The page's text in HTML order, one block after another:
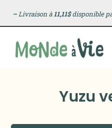
–Livraison à11,11$disponible
Yuzu